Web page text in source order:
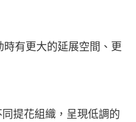
有更大的延展空間、更
提花組織，呈現低調的